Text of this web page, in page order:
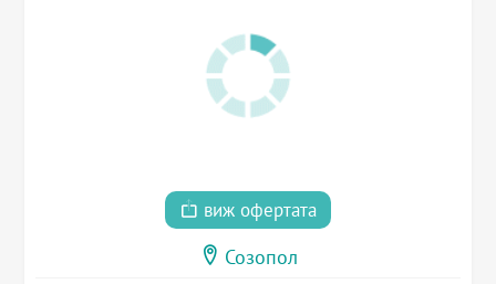
виж офертата
Созопол